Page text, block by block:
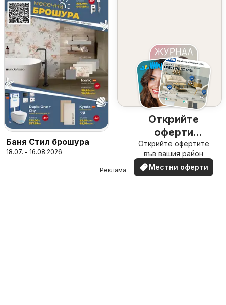
Баня Стил брошура
18.07. - 16.08.2026
Открийте
оферти
наблизо
Открийте офертите
във вашия район
Местни оферти
Реклама